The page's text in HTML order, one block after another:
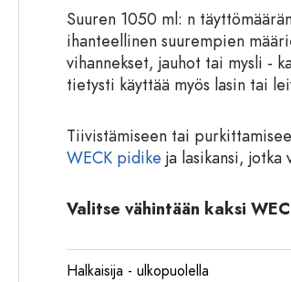
Suuren 1050 ml: n
ihanteellinen suurempien
vihannekset, jauhot tai mysli -
tietysti käyttää myös lasin tai
Tiivistämiseen tai
WECK pidike ja lasikansi, jotka
Valitse vähintään kaksi
Halkaisija - ulkopuolella